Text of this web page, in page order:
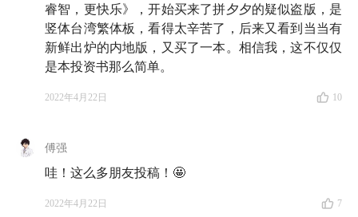
📖 酒馆书单
03:10在上海隔离的奶糕，
屏蔽噪音、保持专注非常重要，但也不要害怕我们偶尔
睿智，更快乐》，开始买来了拼夕夕的疑似盗版，是
竖体台湾繁体板，看得太辛苦了，后来又看到当当有
新鲜出炉的内地版，又买了一本。相信我，这不仅仅
是本投资书那么简单。
2022年4月22日 10
傅强
哇！这么多朋友投稿！🤩
2022年4月22日 7